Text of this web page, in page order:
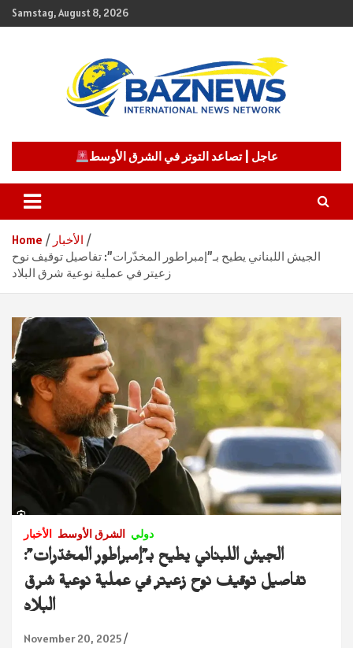
Skip
to
Samstag, August 8, 2026
BAZNEWS
عاجل | تصاعد التوتر في الشرق الأوسط
Home
الأخبار
الجيش اللبناني يطيح بـ”إمبراطور المخدّرات”: تفاصيل توقيف نوح
زعيتر في عملية نوعية شرق البلاد
الأخبار الشرق الأوسط دولي
الجيش اللبناني يطيح بـ”إمبراطور المخدّرات”:
تفاصيل توقيف نوح زعيتر في عملية نوعية شرق
البلاد
November 20, 2025